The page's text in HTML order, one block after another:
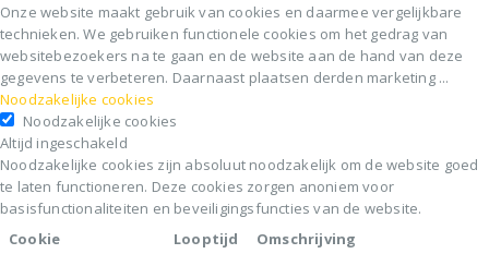
Onze website maakt gebruik van cookies en daarmee vergelijkbare
technieken. We gebruiken functionele cookies om het gedrag van
websitebezoekers na te gaan en de website aan de hand van deze
gegevens te verbeteren. Daarnaast plaatsen derden marketing ...
Noodzakelijke cookies
Noodzakelijke cookies
Altijd ingeschakeld
Noodzakelijke cookies zijn absoluut noodzakelijk om de website goed
te laten functioneren. Deze cookies zorgen anoniem voor
basisfunctionaliteiten en beveiligingsfuncties van de website.
Cookie
Looptijd Omschrijving